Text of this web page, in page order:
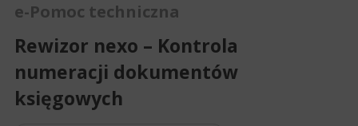
e-Pomoc techniczna
Rewizor nexo – Kontrola
numeracji dokumentów
księgowych